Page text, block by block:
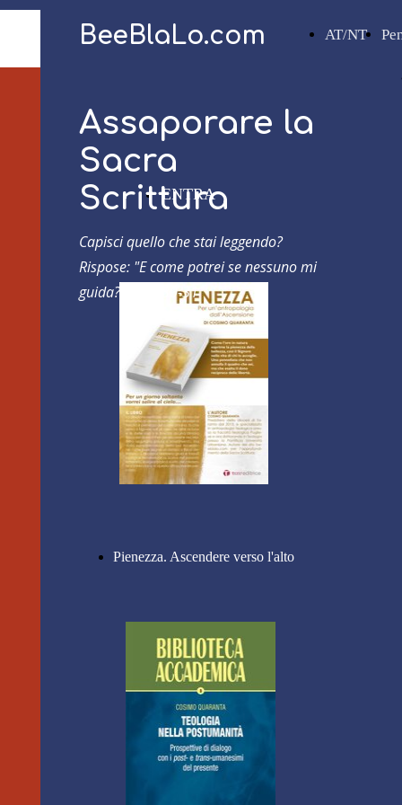
AT/NT
BeeBlaLo.com
Assaporare la
Sacra
Scrittura
Capisci quello che stai leggendo?
Rispose: "E come potrei se nessuno mi
guida?"
Atti 8,30-31
ENTRA
Pienezza. Ascendere verso l'alto